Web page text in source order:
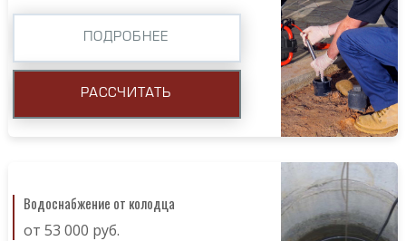
ПОДРОБНЕЕ
РАССЧИТАТЬ
Водоснабжение от колодца
от 53 000 руб.